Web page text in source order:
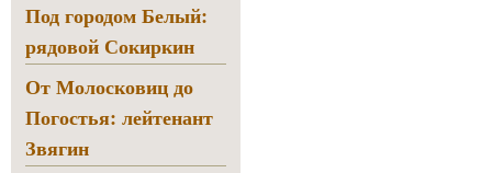
Под городом Белый:
рядовой Сокиркин
От Молосковиц до
Погостья: лейтенант
Звягин